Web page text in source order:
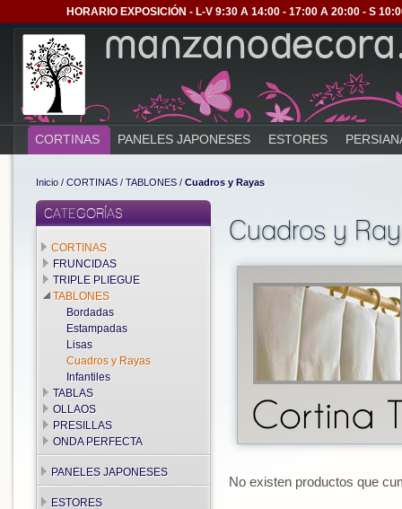
HORARIO EXPOSICIÓN - L-V 9:30 A 14:00 - 17:00 A 20:00 - S
CORTINAS PANELES JAPONESES ESTORES
Inicio /CORTINAS /TABLONES /Cuadros y Rayas
Cuadros y
No existen productos que
CATEGORÍAS
CORTINAS
FRUNCIDAS
TRIPLE PLIEGUE
TABLONES
Bordadas
Estampadas
Lisas
Cuadros y Rayas
Infantiles
TABLAS
OLLAOS
PRESILLAS
ONDA PERFECTA
PANELES JAPONESES
ESTORES